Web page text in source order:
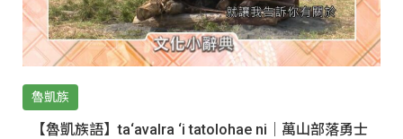
魯凱族
【魯凱族語】ta‘avalra ‘i tatolohae ni｜萬山部落勇士